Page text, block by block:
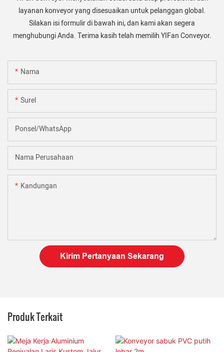
layanan konveyor yang disesuaikan untuk pelanggan global.
Silakan isi formulir di bawah ini, dan kami akan segera
menghubungi Anda. Terima kasih telah memilih YIFan Conveyor.
Nama
Surel
Ponsel/WhatsApp
Nama Perusahaan
Kandungan
Kirim Pertanyaan Sekarang
Produk Terkait